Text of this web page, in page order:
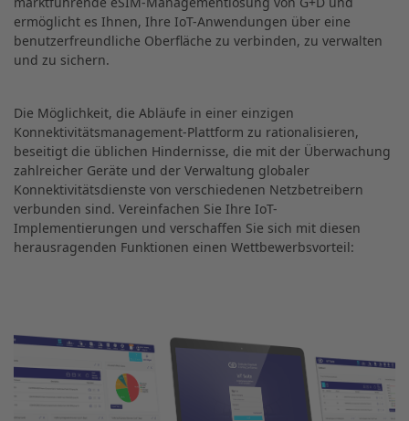
ermöglicht es Ihnen, Ihre IoT-Anwendungen über eine
benutzerfreundliche Oberfläche zu verbinden, zu verwalten
und zu sichern.
Die Möglichkeit, die Abläufe in einer einzigen
Konnektivitätsmanagement-Plattform zu rationalisieren,
beseitigt die üblichen Hindernisse, die mit der Überwachung
zahlreicher Geräte und der Verwaltung globaler
Konnektivitätsdienste von verschiedenen Netzbetreibern
verbunden sind. Vereinfachen Sie Ihre IoT-
Implementierungen und verschaffen Sie sich mit diesen
herausragenden Funktionen einen Wettbewerbsvorteil: